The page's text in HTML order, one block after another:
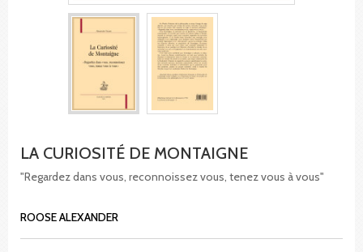
LA CURIOSITÉ DE MONTAIGNE
"Regardez dans vous, reconnoissez vous, tenez vous à vous"
ROOSE ALEXANDER